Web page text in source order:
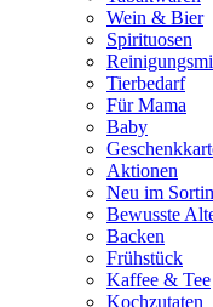
Wein & Bier
Spirituosen
Tierbedarf
Für Mama
Baby
Aktionen
Neu im
Bewusste
Backen
Frühstück
Kaffee & Tee
Kochzutaten